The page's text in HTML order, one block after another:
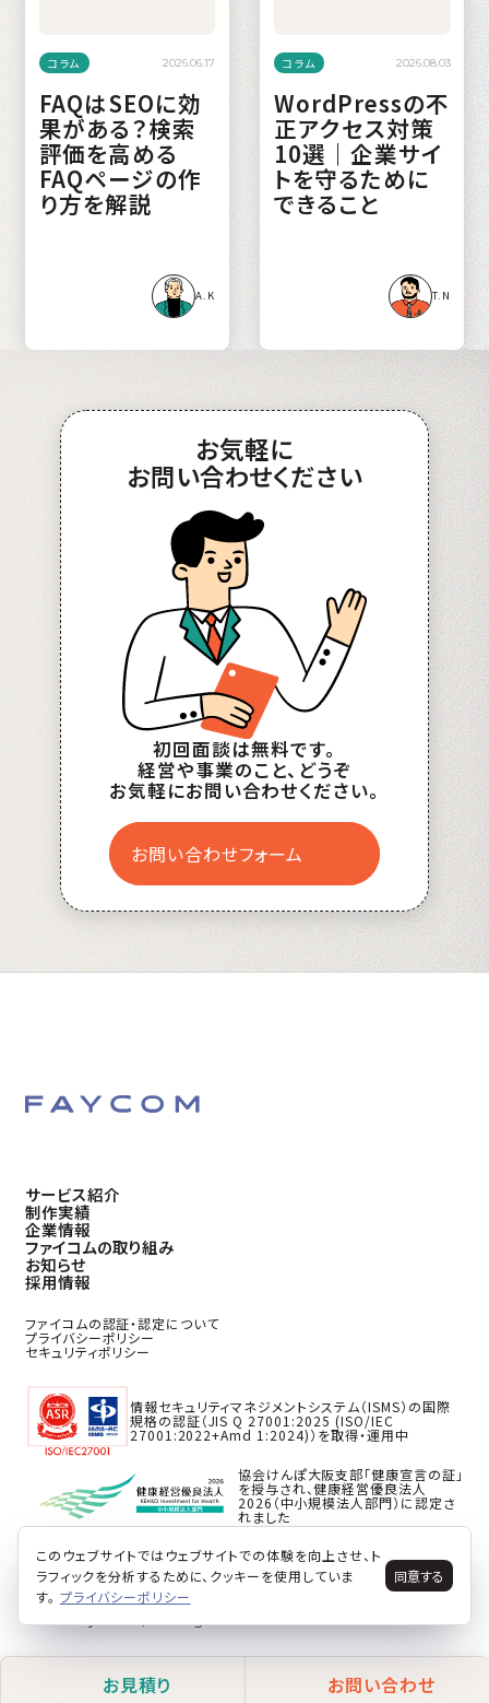
コラム 2026.06.17
FAQはSEOに効
果がある？検索
評価を高める
FAQページの作
り方を解説
A.K
コラム 2026.08.03
WordPressの不
正アクセス対策
10選｜企業サイ
トを守るために
できること
T.N
お気軽に
お問い合わせください
初回面談は無料です。
経営や事業のこと、どうぞ
お気軽にお問い合わせください。
お問い合わせフォーム
サービス紹介
制作実績
企業情報
ファイコムの取り組み
お知らせ
採用情報
ファイコムの認証・認定について
プライバシーポリシー
セキュリティポリシー
情報セキュリティマネジメントシステム（ISMS）の国際
規格の認証（JIS Q 27001:2025 (ISO/IEC
27001:2022+Amd 1:2024)）を取得・運用中
協会けんぽ大阪支部「健康宣言の証」
を授与され、健康経営優良法人
2026（中小規模法人部門）に認定さ
れました
このウェブサイトではウェブサイトでの体験を向上させ、ト
ラフィックを分析するために、クッキーを使用していま
す。 プライバシーポリシー
同意する
お見積り お問い合わせ